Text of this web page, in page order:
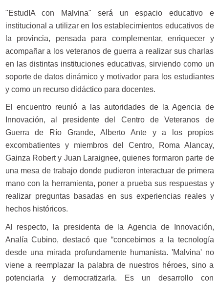
"EstudIA con Malvina" será un espacio educativo e
institucional a utilizar en los establecimientos educativos de
la provincia, pensada para complementar, enriquecer y
acompañar a los veteranos de guerra a realizar sus charlas
en las distintas instituciones educativas, sirviendo como un
soporte de datos dinámico y motivador para los estudiantes
y como un recurso didáctico para docentes.
El encuentro reunió a las autoridades de la Agencia de
Innovación, al presidente del Centro de Veteranos de
Guerra de Río Grande, Alberto Ante y a los propios
excombatientes y miembros del Centro, Roma Alancay,
Gainza Robert y Juan Laraignee, quienes formaron parte de
una mesa de trabajo donde pudieron interactuar de primera
mano con la herramienta, poner a prueba sus respuestas y
realizar preguntas basadas en sus experiencias reales y
hechos históricos.
Al respecto, la presidenta de la Agencia de Innovación,
Analía Cubino, destacó que “concebimos a la tecnología
desde una mirada profundamente humanista. 'Malvina' no
viene a reemplazar la palabra de nuestros héroes, sino a
potenciarla y democratizarla. Es un desarrollo con